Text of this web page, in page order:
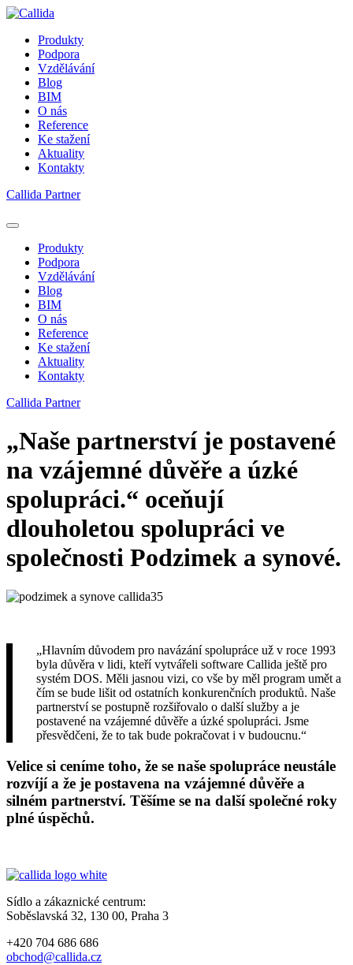
Produkty
Podpora
Vzdělávání
Blog
BIM
O nás
Reference
Ke stažení
Aktuality
Kontakty
Callida Partner
Produkty
Podpora
Vzdělávání
Blog
BIM
O nás
Reference
Ke stažení
Aktuality
Kontakty
Callida Partner
„Naše partnerství je postavené
na vzájemné důvěře a úzké
spolupráci.“ oceňují
dlouholetou spolupráci ve
společnosti Podzimek a synové.
„Hlavním důvodem pro navázání spolupráce už v roce 1993
byla důvěra v lidi, kteří vytvářeli software Callida ještě pro
systém DOS. Měli jasnou vizi, co vše by měl program umět a
čím se bude lišit od ostatních konkurenčních produktů. Naše
partnerství se postupně rozšiřovalo o další služby a je
postavené na vzájemné důvěře a úzké spolupráci. Jsme
přesvědčeni, že to tak bude pokračovat i v budoucnu.“
Velice si ceníme toho, že se naše spolupráce neustále
rozvíjí a že je postavena na vzájemné důvěře a
silném partnerství. Těšíme se na další společné roky
plné úspěchů.
Sídlo a zákaznické centrum:
Soběslavská 32, 130 00, Praha 3
+420 704 686 686
obchod@callida.cz